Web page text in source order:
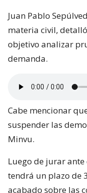
Juan Pablo
materia civil,
objetivo analizar
demanda.
Cabe mencionar
suspender las
Minvu.
Luego de jurar ante
tendrá un plazo de
acabado sobre las